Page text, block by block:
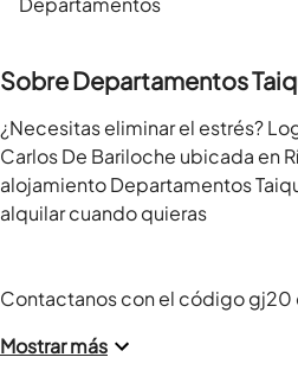
Sobre Departamentos
¿Necesitas eliminar el estrés?
Carlos De Bariloche ubicada en
alojamiento Departamentos
alquilar cuando quieras
Contactanos con el código gj20
Mostrar más